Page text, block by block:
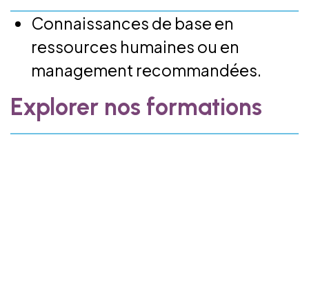
Connaissances de base en
ressources humaines ou en
management recommandées.
Explorer nos formations